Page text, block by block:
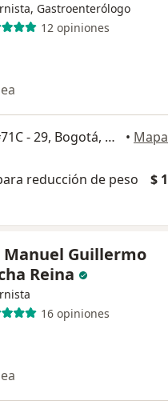
Gastroenterólogo
12 opiniones
Av. de las Américas #71C - 29, Bogotá, Bogotá • Mapa
reducción de peso $ 1
Manuel Guillermo
Reina
16 opiniones